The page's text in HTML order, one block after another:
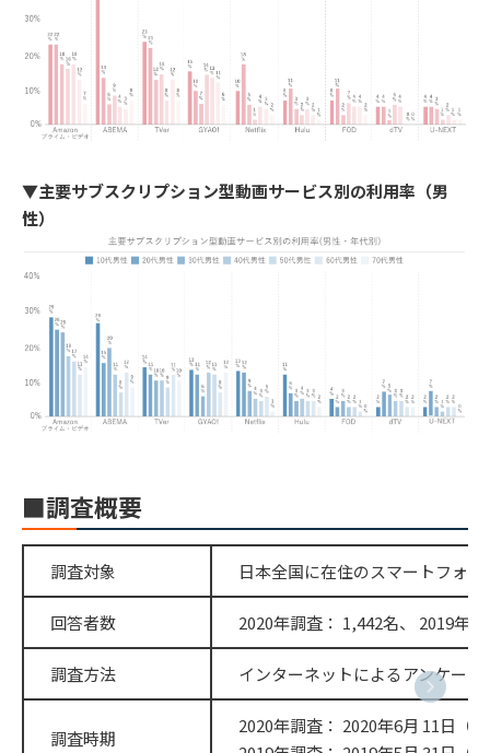
▼主要サブスクリプション型動画サービス別の利用率（男
性）
■調査概要
調査対象 日本全国に在住のスマートフォ
回答者数 2020年調査： 1,442名、 2019年
調査方法 インターネットによるアンケート
調査時期
2020年調査： 2020年6月 11日（